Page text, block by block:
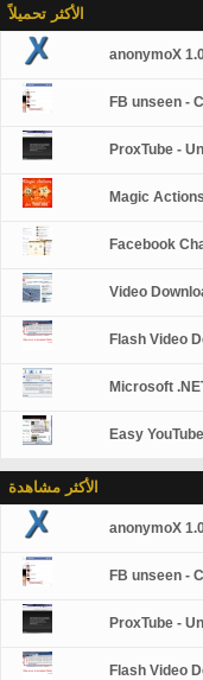
الأكثر تحميلاً
anonymoX
FB unseen -
ProxTube -
Magic
Facebook
Video
Flash Video
Microsoft
Easy
الأكثر مشاهدة
anonymoX
FB unseen -
ProxTube -
Flash Video